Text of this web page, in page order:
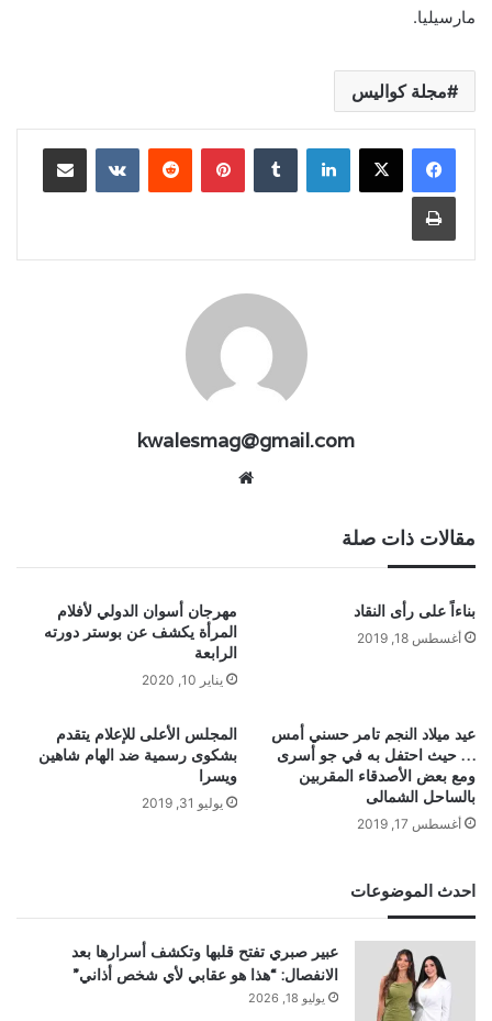
مارسيليا.
مجلة كواليس
لينكدإن بينتيريست مشاركة عبر البريد
طباعة
kwalesmag@gmail.com
مقالات ذات صلة
بناءاً على رأى النقاد
أغسطس 18, 2019
مهرجان أسوان الدولي لأفلام
المرأة يكشف عن بوستر دورته
الرابعة
يناير 10, 2020
عيد ميلاد النجم تامر حسني أمس
… حيث احتفل به في جو أسرى
ومع بعض الأصدقاء المقربين
بالساحل الشمالى
أغسطس 17, 2019
المجلس الأعلى للإعلام يتقدم
بشكوى رسمية ضد الهام شاهين
ويسرا
يوليو 31, 2019
احدث الموضوعات
عبير صبري تفتح قلبها وتكشف أسرارها بعد
الانفصال: “هذا هو عقابي لأي شخص أذاني”
يوليو 18, 2026